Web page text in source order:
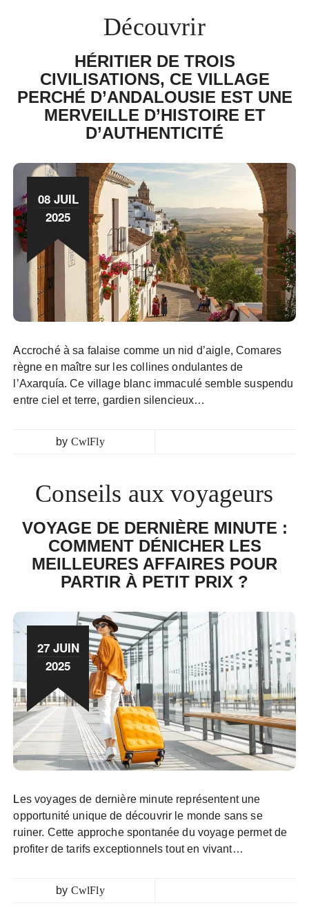
Découvrir
HÉRITIER DE TROIS
CIVILISATIONS, CE VILLAGE
PERCHÉ D’ANDALOUSIE EST UNE
MERVEILLE D’HISTOIRE ET
D’AUTHENTICITÉ
08 JUIL
2025
Accroché à sa falaise comme un nid d’aigle, Comares
règne en maître sur les collines ondulantes de
l’Axarquía. Ce village blanc immaculé semble suspendu
entre ciel et terre, gardien silencieux…
by CwlFly
Conseils aux voyageurs
VOYAGE DE DERNIÈRE MINUTE :
COMMENT DÉNICHER LES
MEILLEURES AFFAIRES POUR
PARTIR À PETIT PRIX ?
27 JUIN
2025
Les voyages de dernière minute représentent une
opportunité unique de découvrir le monde sans se
ruiner. Cette approche spontanée du voyage permet de
profiter de tarifs exceptionnels tout en vivant…
by CwlFly